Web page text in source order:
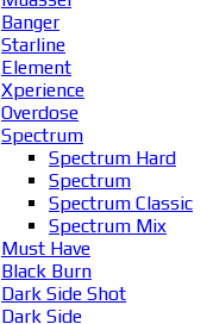
Banger
Starline
Element
Xperience
Overdose
Spectrum
Spectrum Hard
Spectrum
Spectrum Classic
Spectrum Mix
Must Have
Black Burn
Dark Side Shot
Dark Side